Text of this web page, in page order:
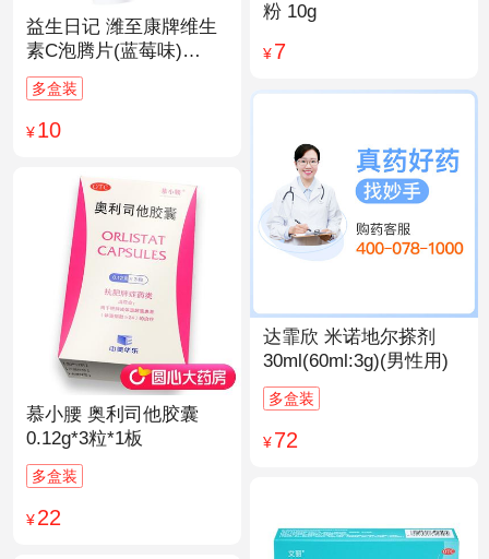
粉 10g
¥7
益生日记 潍至康牌维生
素C泡腾片(蓝莓味)
4.0g*20片
多盒装
¥10
达霏欣 米诺地尔搽剂
30ml(60ml:3g)(男性用)
多盒装
¥72
慕小腰 奥利司他胶囊
0.12g*3粒*1板
多盒装
¥22